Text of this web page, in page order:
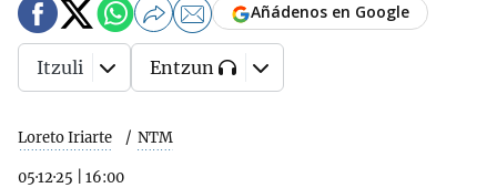
Loreto Iriarte NTM
05·12·25 16:00
Añádenos en Google
Itzuli Entzun